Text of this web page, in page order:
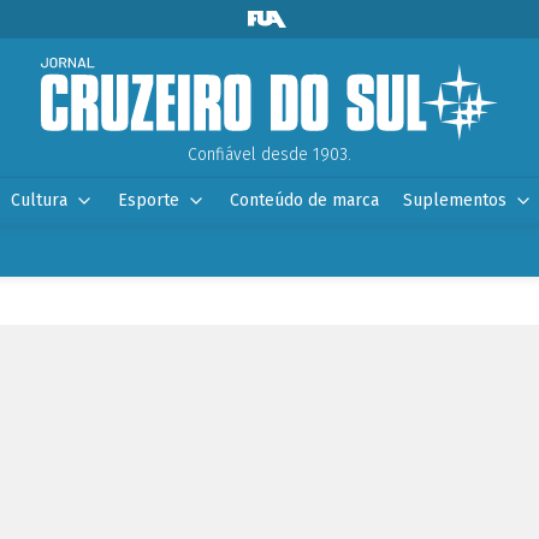
Confiável desde 1903.
Cultura Esporte Conteúdo de marca Suplementos